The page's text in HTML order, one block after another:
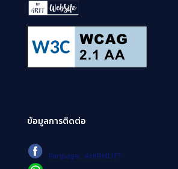
ข้อมูลการติดต่อ
Fanpage : AritRMUTT